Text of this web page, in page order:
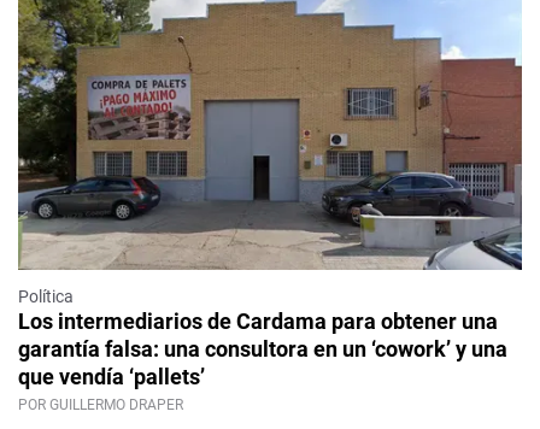
Política
Los intermediarios de Cardama para obtener una
garantía falsa: una consultora en un ‘cowork’ y una
que vendía ‘pallets’
POR GUILLERMO DRAPER